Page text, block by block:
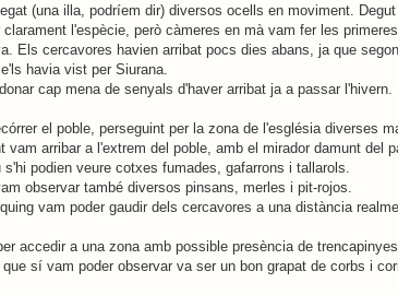
(una illa, podríem dir) diversos ocells en moviment.
l'espècie, però càmeres en mà vam fer les
Els cercavores havien arribat pocs dies abans, ja que
havia vist per Siurana.
cap mena de senyals d'haver arribat ja a passar l'hivern.
el poble, perseguint per la zona de l'església diverses
vam arribar a l'extrem del poble, amb el mirador damunt del
podien veure cotxes fumades, gafarrons i tallarols.
observar també diversos pinsans, merles i pit-rojos.
vam poder gaudir dels cercavores a una distància
accedir a una zona amb possible presència de
sí vam poder observar va ser un bon grapat de corbs i